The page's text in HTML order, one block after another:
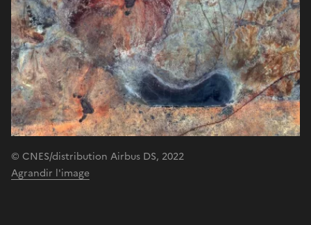
© CNES/distribution Airbus DS, 2022
Agrandir l'image